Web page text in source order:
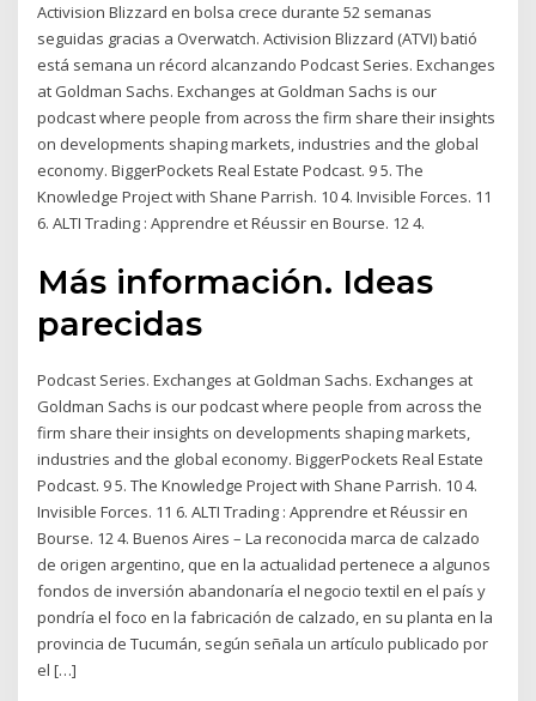
Activision Blizzard en bolsa crece durante 52 semanas
seguidas gracias a Overwatch. Activision Blizzard (ATVI) batió
está semana un récord alcanzando Podcast Series. Exchanges
at Goldman Sachs. Exchanges at Goldman Sachs is our
podcast where people from across the firm share their insights
on developments shaping markets, industries and the global
economy. BiggerPockets Real Estate Podcast. 9 5. The
Knowledge Project with Shane Parrish. 10 4. Invisible Forces. 11
6. ALTI Trading : Apprendre et Réussir en Bourse. 12 4.
Más información. Ideas
parecidas
Podcast Series. Exchanges at Goldman Sachs. Exchanges at
Goldman Sachs is our podcast where people from across the
firm share their insights on developments shaping markets,
industries and the global economy. BiggerPockets Real Estate
Podcast. 9 5. The Knowledge Project with Shane Parrish. 10 4.
Invisible Forces. 11 6. ALTI Trading : Apprendre et Réussir en
Bourse. 12 4. Buenos Aires – La reconocida marca de calzado
de origen argentino, que en la actualidad pertenece a algunos
fondos de inversión abandonaría el negocio textil en el país y
pondría el foco en la fabricación de calzado, en su planta en la
provincia de Tucumán, según señala un artículo publicado por
el […]